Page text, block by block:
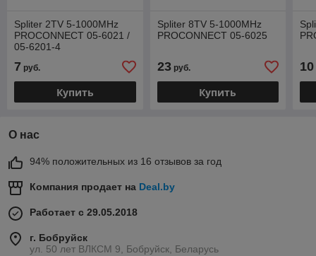
Spliter 2TV 5-1000MHz
PROCONNECT 05-6021 /
05-6201-4
7 руб.
Купить
Spliter 8TV 5-1000MHz
PROCONNECT 05-6025
23руб.
Купить
10
О нас
94% положительных из 16 отзывов за год
Компания продает на Deal.by
Работает с 29.05.2018
г. Бобруйск
ул. 50 лет ВЛКСМ 9, Бобруйск, Беларусь